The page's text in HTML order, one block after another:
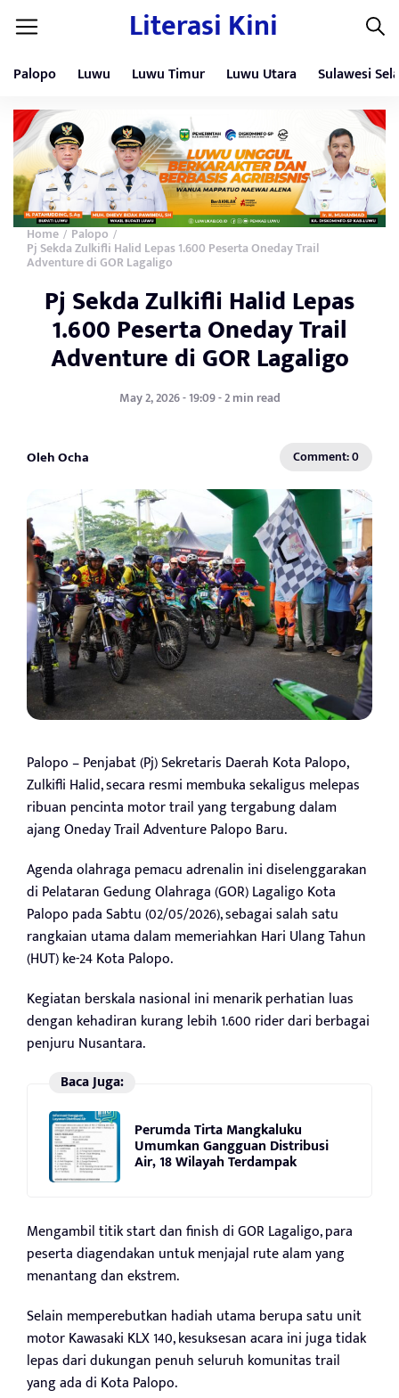
Literasi Kini
Palopo Luwu Luwu Timur Luwu Utara Sulawesi
Home / Palopo /
Pj Sekda Zulkifli Halid Lepas 1.600 Peserta Oneday Trail
Adventure di GOR Lagaligo
Pj Sekda Zulkifli Halid Lepas
1.600 Peserta Oneday Trail
Adventure di GOR Lagaligo
May 2, 2026 - 19:09 - 2 min read
Oleh Ocha Comment: 0
Palopo – Penjabat (Pj) Sekretaris Daerah Kota Palopo,
Zulkifli Halid, secara resmi membuka sekaligus melepas
ribuan pencinta motor trail yang tergabung dalam
ajang Oneday Trail Adventure Palopo Baru.
Agenda olahraga pemacu adrenalin ini diselenggarakan
di Pelataran Gedung Olahraga (GOR) Lagaligo Kota
Palopo pada Sabtu (02/05/2026), sebagai salah satu
rangkaian utama dalam memeriahkan Hari Ulang Tahun
(HUT) ke-24 Kota Palopo.
Kegiatan berskala nasional ini menarik perhatian luas
dengan kehadiran kurang lebih 1.600 rider dari berbagai
penjuru Nusantara.
Baca Juga:
Perumda Tirta Mangkaluku
Umumkan Gangguan Distribusi
Air, 18 Wilayah Terdampak
Mengambil titik start dan finish di GOR Lagaligo, para
peserta diagendakan untuk menjajal rute alam yang
menantang dan ekstrem.
Selain memperebutkan hadiah utama berupa satu unit
motor Kawasaki KLX 140, kesuksesan acara ini juga tidak
lepas dari dukungan penuh seluruh komunitas trail
yang ada di Kota Palopo.